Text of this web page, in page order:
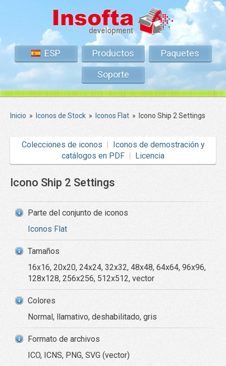
ESP Productos
Paquetes
Soporte
Inicio » Iconos de Stock » Iconos Flat » Icono Ship 2 Settings
Colecciones de iconos
Iconos de demostración y
catálogos en PDF
Licencia
Icono Ship 2 Settings
Parte del conjunto de iconos
Iconos Flat
Tamaños
16x16, 20x20, 24x24, 32x32, 48x48, 64x64, 96x96,
128x128, 256x256, 512x512, vector
Colores
Normal, llamativo, deshabilitado, gris
Formato de archivos
ICO, ICNS, PNG, SVG (vector)